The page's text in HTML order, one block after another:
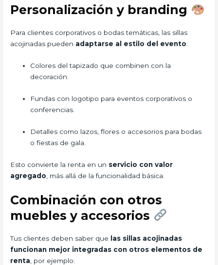
Personalización y branding
Para clientes corporativos o bodas temáticas, las sillas
acojinadas pueden adaptarse al estilo del evento:
Colores del tapizado que combinen con la
decoración.
Fundas con logotipo para eventos corporativos o
conferencias.
Detalles como lazos, flores o accesorios para bodas
o fiestas de gala.
Esto convierte la renta en un servicio con valor
agregado , más allá de la funcionalidad básica.
Combinación con otros
muebles y accesorios
Tus clientes deben saber que las sillas acojinadas
funcionan mejor integradas con otros elementos de
renta , por ejemplo: